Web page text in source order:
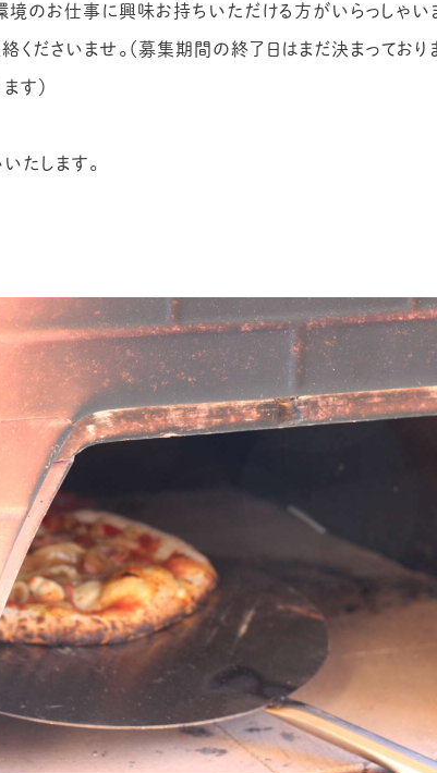
のお仕事に興味お持ちいただける方がいらっしゃい
くださいませ。（募集期間の終了日はまだ決まっており
す）
たします。